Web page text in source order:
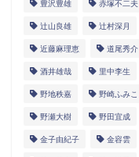
豊沢豊雄 赤塚不二夫
辻山良雄 辻村深月
近藤麻理恵 道尾秀介
酒井雄哉 里中李生
野地秩嘉 野崎ふみこ
野瀬大樹 野田宜成
金子由紀子 金容雲